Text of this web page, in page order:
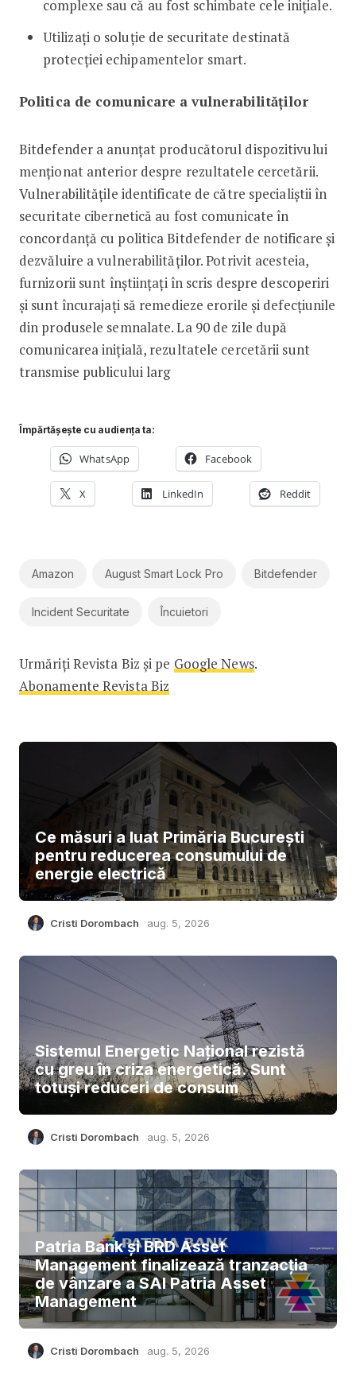
complexe sau că au fost schimbate cele inițiale.
Utilizați o soluție de securitate destinată
protecției echipamentelor smart.
Politica de comunicare a vulnerabilităților
Bitdefender a anunțat producătorul dispozitivului
menționat anterior despre rezultatele cercetării.
Vulnerabilitățile identificate de către specialiștii în
securitate cibernetică au fost comunicate în
concordanță cu politica Bitdefender de notificare și
dezvăluire a vulnerabilităților. Potrivit acesteia,
furnizorii sunt înștiințați în scris despre descoperiri
și sunt încurajați să remedieze erorile și defecțiunile
din produsele semnalate. La 90 de zile după
comunicarea inițială, rezultatele cercetării sunt
transmise publicului larg
Împărtășește cu audiența ta:
WhatsApp Facebook
X LinkedIn Reddit
Amazon August Smart Lock Pro Bitdefender
Incident Securitate Încuietori
Urmăriți Revista Biz și pe Google News.
Abonamente Revista Biz
Ce măsuri a luat Primăria București
pentru reducerea consumului de
energie electrică
Cristi Dorombach aug. 5, 2026
Sistemul Energetic Național rezistă
cu greu în criza energetică. Sunt
totuși reduceri de consum
Cristi Dorombach aug. 5, 2026
Patria Bank și BRD Asset
Management finalizează tranzacția
de vânzare a SAI Patria Asset
Management
Cristi Dorombach aug. 5, 2026